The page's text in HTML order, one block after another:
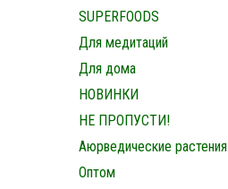
SUPERFOODS
Для медитаций
Для дома
НОВИНКИ
НЕ ПРОПУСТИ!
Аюрведические растения
Оптом